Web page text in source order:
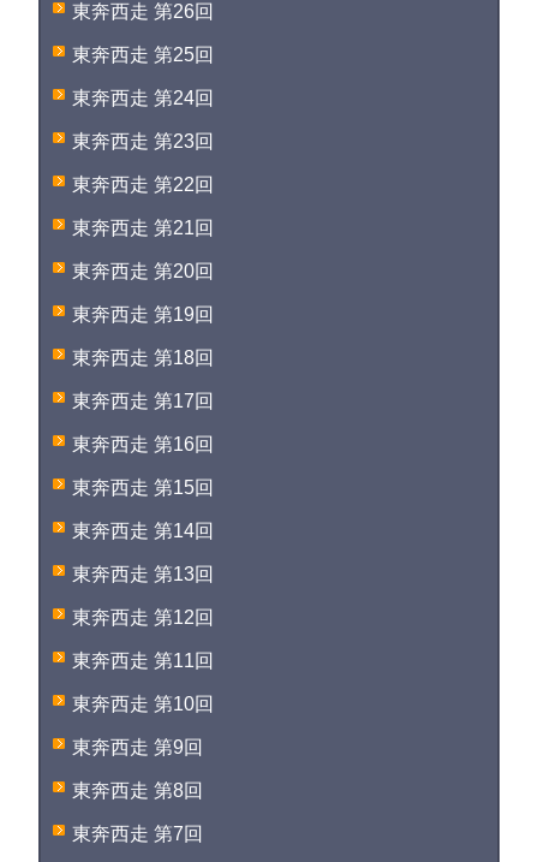
東奔西走 第26回
東奔西走 第25回
東奔西走 第24回
東奔西走 第23回
東奔西走 第22回
東奔西走 第21回
東奔西走 第20回
東奔西走 第19回
東奔西走 第18回
東奔西走 第17回
東奔西走 第16回
東奔西走 第15回
東奔西走 第14回
東奔西走 第13回
東奔西走 第12回
東奔西走 第11回
東奔西走 第10回
東奔西走 第9回
東奔西走 第8回
東奔西走 第7回